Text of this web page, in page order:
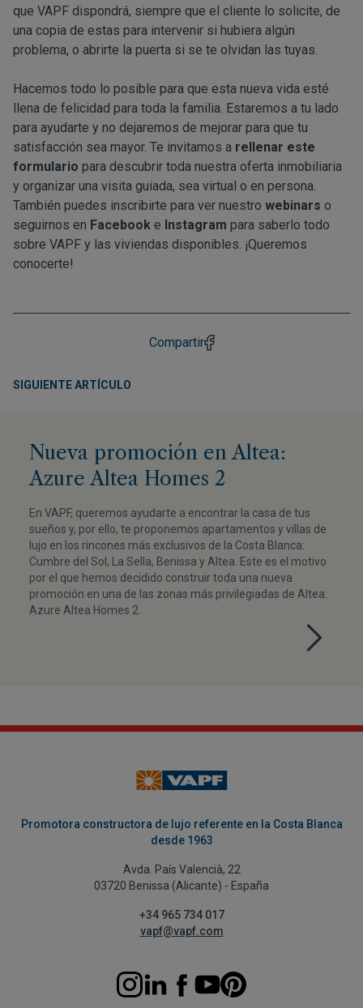
que VAPF dispondrá, siempre que el cliente lo solicite, de
una copia de estas para intervenir si hubiera algún
problema, o abrirte la puerta si se te olvidan las tuyas.
Hacemos todo lo posible para que esta nueva vida esté
llena de felicidad para toda la familia. Estaremos a tu lado
para ayudarte y no dejaremos de mejorar para que tu
satisfacción sea mayor. Te invitamos a rellenar este
formulario para descubrir toda nuestra oferta inmobiliaria
y organizar una visita guiada, sea virtual o en persona.
También puedes inscribirte para ver nuestro webinars o
seguirnos en Facebook e Instagram para saberlo todo
sobre VAPF y las viviendas disponibles. ¡Queremos
conocerte!
Compartir
SIGUIENTE ARTÍCULO
Nueva promoción en Altea:
Azure Altea Homes 2
En VAPF, queremos ayudarte a encontrar la casa de tus
sueños y, por ello, te proponemos apartamentos y villas de
lujo en los rincones más exclusivos de la Costa Blanca:
Cumbre del Sol, La Sella, Benissa y Altea. Este es el motivo
por el que hemos decidido construir toda una nueva
promoción en una de las zonas más privilegiadas de Altea:
Azure Altea Homes 2.
Promotora constructora de lujo referente en la Costa Blanca
desde 1963
Avda. País Valencià, 22
03720 Benissa (Alicante) - España
+34 965 734 017
vapf@vapf.com